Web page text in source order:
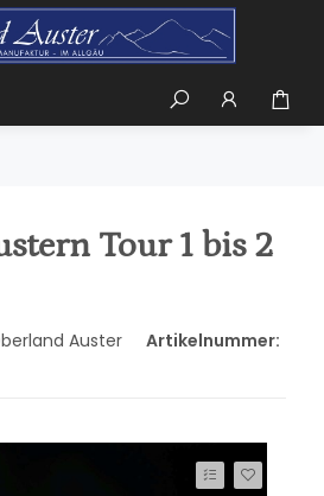
Tour 1 bis 2
Auster
Artikelnummer: